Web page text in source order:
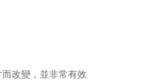
改變，並非常有效